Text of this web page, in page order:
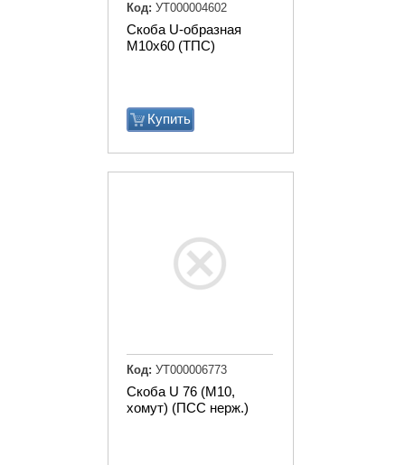
Скоба U-образная
М10х60 (ТПС)
Купить
Код: УТ000004602
Скоба U 76 (М10,
хомут) (ПСС нерж.)
Код: УТ000006773